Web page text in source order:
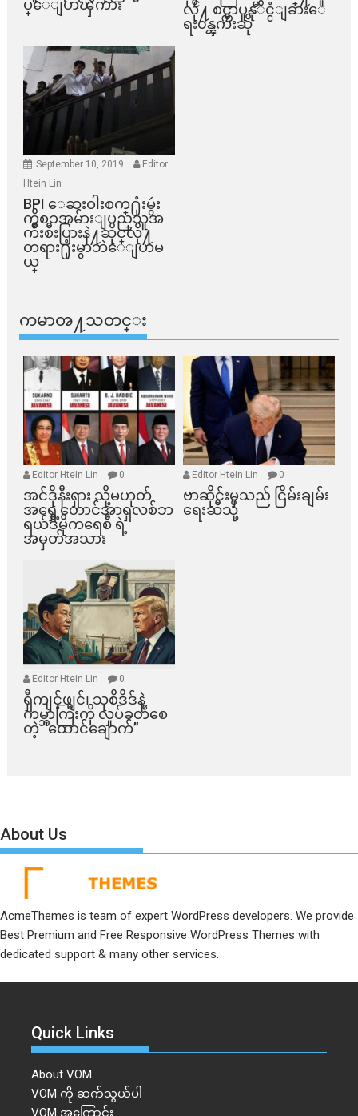
ပ္ေျပာၾကား
လို႔ စင္ကာပူနုိင္ငံျခားေ
ရး၀န္ၾကီးဆို
September 10, 2019
Editor
Htein Lin
BPI ​ေဆးဝါးစက္​႐ုံးမွဴး
ကိစၥအမ်ားျပည္​သူအ
က်ိဳးစီးပြားနဲ႔ဆိုင္​လို႔
တရား႐ုံးမွာဘဲေျပာမ
ယ္​
ကမာၻ႔သတင္း
Editor Htein Lin 0
အင်ဒိုနီးရှား သို့မဟုတ်
အရှေ့တောင်အာရှလစ်ဘ
ရယ်ဒီမိုကရေစီ ရဲ့
အမှတ်အသား
Editor Htein Lin 0
ဗာဆိုင်းမှသည် ငြိမ်းချမ်း
ရေးဆီသို့
Editor Htein Lin 0
ရှီကျင့်ဖျင်၊ သုစိဒိဒ်နဲ့
ကမ္ဘာကြီးကို လှုပ်ခတ်စေ
တဲ့ “ထောင်ချောက်”
About Us
AcmeThemes is team of expert WordPress developers. We provide
Best Premium and Free Responsive WordPress Themes with
dedicated support & many other services.
Quick Links
About VOM
VOM ကို ဆက်သွယ်ပါ
VOM အကြောင်း